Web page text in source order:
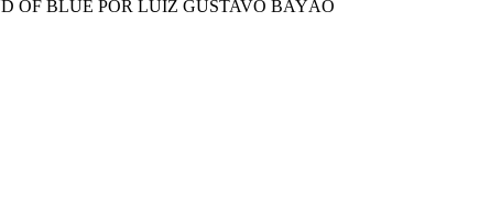
OF BLUE POR LUIZ GUSTAVO BAYÃO